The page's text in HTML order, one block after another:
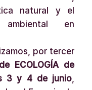
natural y el
ambiental en
por tercer
ECOLOGÍA de
3 y 4 de junio